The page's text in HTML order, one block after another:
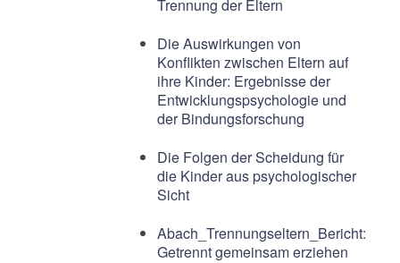
Trennung der Eltern
Die Auswirkungen von
Konflikten zwischen Eltern auf
ihre Kinder: Ergebnisse der
Entwicklungspsychologie und
der Bindungsforschung
Die Folgen der Scheidung für
die Kinder aus psychologischer
Sicht
Abach_Trennungseltern_Bericht:
Getrennt gemeinsam erziehen